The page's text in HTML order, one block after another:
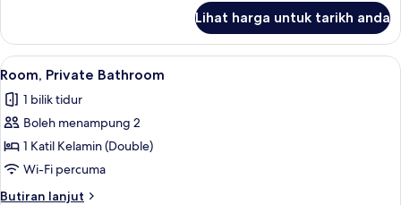
Room,
Private
Bathroom
Lihat harga untuk tarikh anda
Lihat
semua
foto
untuk
Room,
Private
Bathroom
Room, Private Bathroom | Wi-fi
7
Room, Private Bathroom
1 bilik tidur
Boleh menampung 2
1 Katil Kelamin (Double)
Wi-Fi percuma
Butiran lanjut
Butiran